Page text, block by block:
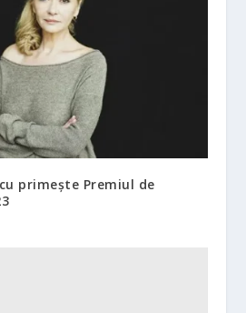
primește Premiul de